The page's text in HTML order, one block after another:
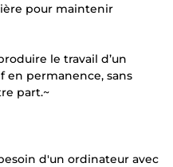
pour maintenir
le travail d’un
en permanence, sans
part.~
d'un ordinateur avec